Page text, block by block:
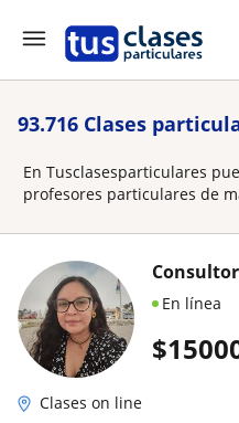
93.716 Clases
En Tusclasesparticulares
profesores particulares de
$
En línea
Clases on line